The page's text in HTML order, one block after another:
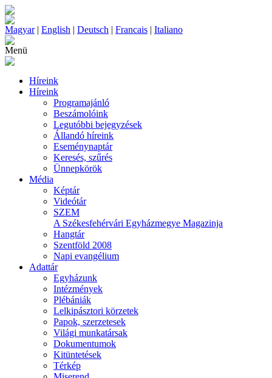
Magyar| English | Deutsch | Francais | Italiano
Menü
Híreink
Híreink
Programajánló
Beszámolóink
Legutóbbi bejegyzések
Állandó híreink
Eseménynaptár
Keresés, szűrés
Ünnepkörök
Média
Képtár
Videótár
SZEM
A Székesfehérvári Egyházmegye Magazinja
Hangtár
Szentföld 2008
Napi evangélium
Adattár
Egyházunk
Intézmények
Plébániák
Lelkipásztori körzetek
Papok, szerzetesek
Világi munkatársak
Dokumentumok
Kitüntetések
Térkép